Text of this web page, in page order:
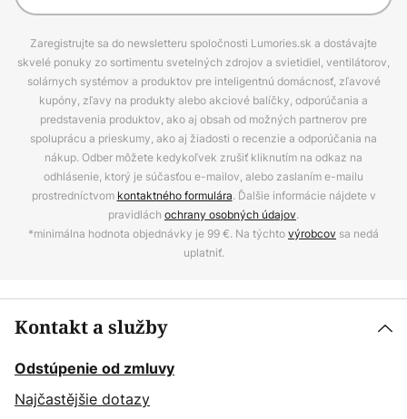
Zaregistrujte sa do newsletteru spoločnosti Lumories.sk a dostávajte
skvelé ponuky zo sortimentu svetelných zdrojov a svietidiel, ventilátorov,
solárnych systémov a produktov pre inteligentnú domácnosť, zľavové
kupóny, zľavy na produkty alebo akciové balíčky, odporúčania a
predstavenia produktov, ako aj obsah od možných partnerov pre
spoluprácu a prieskumy, ako aj žiadosti o recenzie a odporúčania na
nákup. Odber môžete kedykoľvek zrušiť kliknutím na odkaz na
odhlásenie, ktorý je súčasťou e-mailov, alebo zaslaním e-mailu
prostredníctvom kontaktného formulára. Ďalšie informácie nájdete v
pravidlách ochrany osobných údajov.
*minimálna hodnota objednávky je 99 €. Na týchtovýrobcov sa nedá
uplatniť.
Kontakt a služby
Odstúpenie od zmluvy
Najčastějšie dotazy